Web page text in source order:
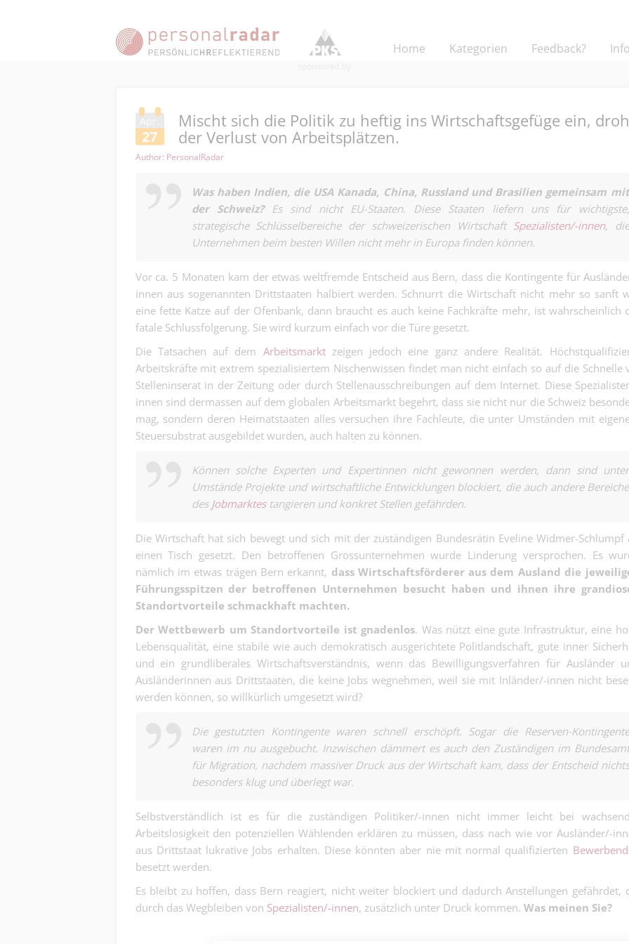
Home Kategorien Feedback? Info
Apr.
27
Mischt sich die Politik zu heftig ins Wirtschaftsgefüge ein,
der Verlust von Arbeitsplätzen.
Author: PersonalRadar
Was haben Indien, die USA Kanada, China, Russland und Brasilien gemeinsam mit
der Schweiz? Es sind nicht EU-Staaten. Diese Staaten liefern uns für wichtigste,
strategische Schlüsselbereiche der schweizerischen Wirtschaft Spezialisten/-innen, die
Unternehmen beim besten Willen nicht mehr in Europa finden können.
Vor ca. 5 Monaten kam der etwas weltfremde Entscheid aus Bern, dass die Kontingente für
innen aus sogenannten Drittstaaten halbiert werden. Schnurrt die Wirtschaft nicht mehr so sanft
eine fette Katze auf der Ofenbank, dann braucht es auch keine Fachkräfte mehr, ist wahrscheinlich
fatale Schlussfolgerung. Sie wird kurzum einfach vor die Türe gesetzt.
Die Tatsachen auf dem Arbeitsmarktzeigen jedoch eine ganz andere Realität.
Arbeitskräfte mit extrem spezialisiertem Nischenwissen findet man nicht einfach so auf die Schnelle
Stelleninserat in der Zeitung oder durch Stellenausschreibungen auf dem Internet. Diese
innen sind dermassen auf dem globalen Arbeitsmarkt begehrt, dass sie nicht nur die Schweiz
mag, sondern deren Heimatstaaten alles versuchen ihre Fachleute, die unter Umständen mit
Steuersubstrat ausgebildet wurden, auch halten zu können.
Können solche Experten und Expertinnen nicht gewonnen werden, dann sind unter
Umstände Projekte und wirtschaftliche Entwicklungen blockiert, die auch andere Bereiche
des Jobmarktestangieren und konkret Stellen gefährden.
Die Wirtschaft hat sich bewegt und sich mit der zuständigen Bundesrätin Eveline Widmer-Schlumpf
einen Tisch gesetzt. Den betroffenen Grossunternehmen wurde Linderung versprochen. Es
nämlich im etwas trägen Bern erkannt, dass Wirtschaftsförderer aus dem Ausland die
Führungsspitzen der betroffenen Unternehmen besucht haben und ihnen ihre
Standortvorteile schmackhaft machten.
Der Wettbewerb um Standortvorteile ist gnadenlos. Was nützt eine gute Infrastruktur, eine
Lebensqualität, eine stabile wie auch demokratisch ausgerichtete Politlandschaft, gute inner
und ein grundliberales Wirtschaftsverständnis, wenn das Bewilligungsverfahren für Ausländer
Ausländerinnen aus Drittstaaten, die keine Jobs wegnehmen, weil sie mit Inländer/-innen nicht
werden können, so willkürlich umgesetzt wird?
Die gestutzten Kontingente waren schnell erschöpft. Sogar die Reserven-Kontingente
waren im nu ausgebucht. Inzwischen dämmert es auch den Zuständigen im Bundesamt
für Migration, nachdem massiver Druck aus der Wirtschaft kam, dass der Entscheid nichts
besonders klug und überlegt war.
Selbstverständlich ist es für die zuständigen Politiker/-innen nicht immer leicht bei
Arbeitslosigkeit den potenziellen Wählenden erklären zu müssen, dass nach wie vor Ausländer/-
aus Drittstaat lukrative Jobs erhalten. Diese könnten aber nie mit normal qualifizierten
besetzt werden.
Es bleibt zu hoffen, dass Bern reagiert, nicht weiter blockiert und dadurch Anstellungen gefährdet,
durch das Wegbleiben von Spezialisten/-innen, zusätzlich unter Druck kommen. Was meinen Sie?
Gesundheit EFZ
80% - wenn
Medical | Basel
Fachperson
Blick....
Dipl.
für die
Pflege.
Medical | Basel
Flachdächer -
das Projekt
raus….
Kaufmännisch | Basel
Technischer
Sachbearbeiter
Kaufmännisch |
Werkzeug in
Probleme im
Industrie | Basel
100% (m/w/d)
mit Werkzeug
Gebäudetechnik |
SO)
100% -
mit
Chefmonteur.
Industrie | Mittelland
Fachmann
100% (m/w/d) -
Dreck zu hart,
Reinigung | Basel
dipl.
Kauffrau/Adm.